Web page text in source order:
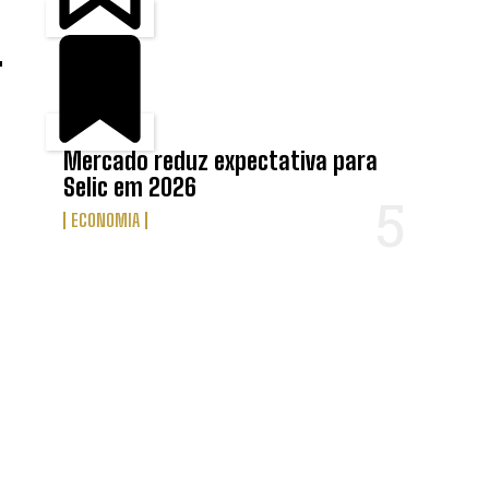
Mercado reduz expectativa para
Selic em 2026
ECONOMIA